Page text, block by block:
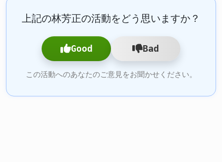
上記の林芳正の活動をどう思いますか？
Good Bad
この活動へのあなたのご意見をお聞かせください。